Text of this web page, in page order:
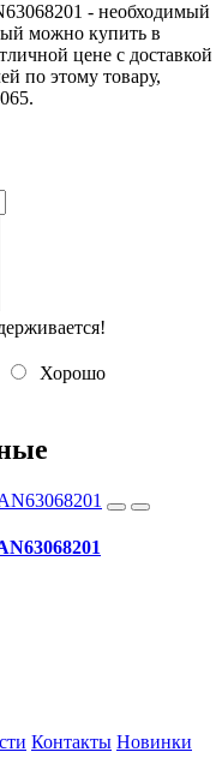
- необходимый
можно купить в
цене с доставкой
по этому товару,
Хорошо
Контакты Новинки